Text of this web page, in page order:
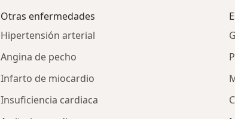
Otras enfermedades
Hipertensión arterial
Angina de pecho
Infarto de miocardio
Insuficiencia cardiaca